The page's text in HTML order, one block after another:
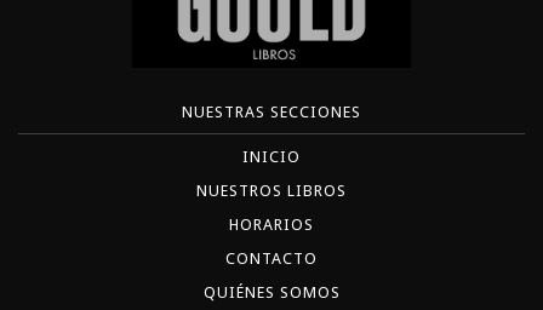
NUESTRAS SECCIONES
INICIO
NUESTROS LIBROS
HORARIOS
CONTACTO
QUIÉNES SOMOS